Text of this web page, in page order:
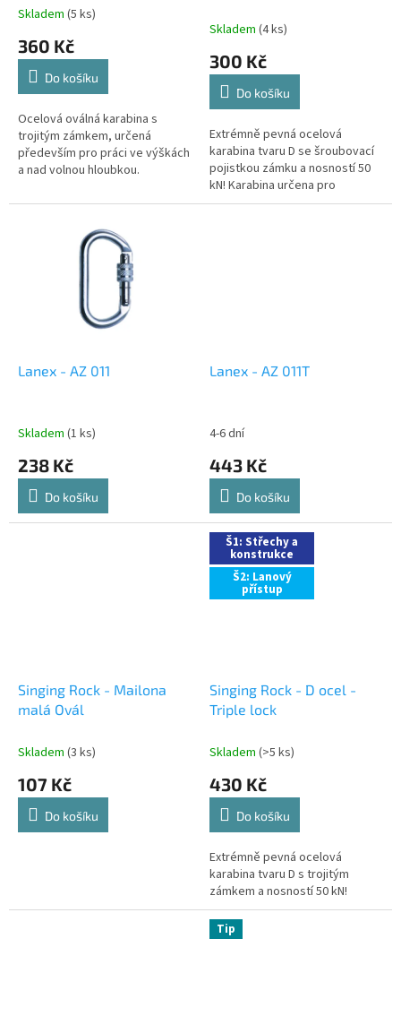
Průměrné
produktu
5,0
5
hvězdiček.
Skladem (5 ks)
360 Kč
Do košíku
Ocelová oválná karabina s
trojitým zámkem, určená
především pro práci ve výškách
a nad volnou hloubkou.
Skladem (4 ks)
300 Kč
Do košíku
Extrémně pevná ocelová
karabina tvaru D se šroubovací
pojistkou zámku a nosností 50
kN! Karabina určena pro
nejnáročnější kotevní body
Lanex - AZ 011
Skladem (1 ks)
238 Kč
Do košíku
Lanex - AZ 011T
4-6 dní
443 Kč
Do košíku
Singing Rock - Mailona
malá Ovál
Skladem (3 ks)
107 Kč
Do košíku
Š1: Střechy a
konstrukce
Š2: Lanový
přístup
Singing Rock - D ocel -
Triple lock
Skladem (>5 ks)
430 Kč
Do košíku
Extrémně pevná ocelová
karabina tvaru D s trojitým
zámkem a nosností 50 kN!
Tip